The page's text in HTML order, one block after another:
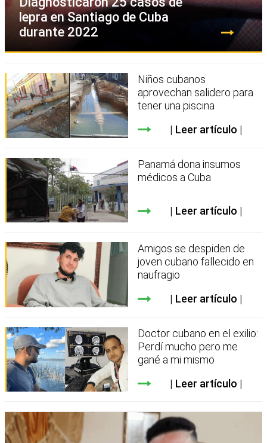
lepra en Santiago de Cuba
durante 2022
Niños cubanos
aprovechan salidero para
tener una piscina
Leer artículo
Panamá dona insumos
médicos a Cuba
Leer artículo
Amigos se despiden de
joven cubano fallecido en
naufragio
Leer artículo
Doctor cubano en el exilio:
Perdí mucho pero me
gané a mi mismo
Leer artículo